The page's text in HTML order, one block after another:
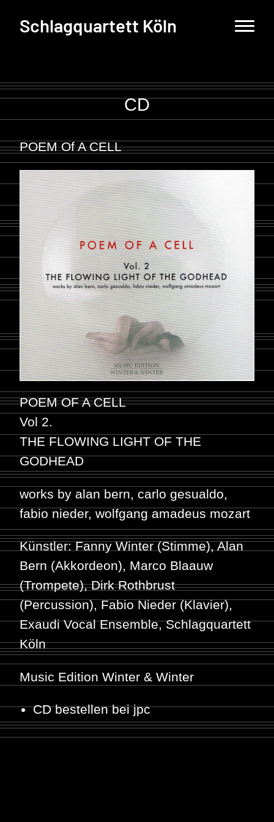
Schlagquartett Köln
CD
POEM Of A CELL
POEM OF A CELL
Vol 2.
THE FLOWING LIGHT OF THE
GODHEAD
works by alan bern, carlo gesualdo,
fabio nieder, wolfgang amadeus mozart
Künstler: Fanny Winter (Stimme),Alan
Bern (Akkordeon), Marco Blaauw
(Trompete),Dirk Rothbrust
(Percussion),Fabio Nieder(Klavier),
Exaudi Vocal Ensemble,Schlagquartett
Köln
Music Edition Winter & Winter
CD bestellen bei jpc